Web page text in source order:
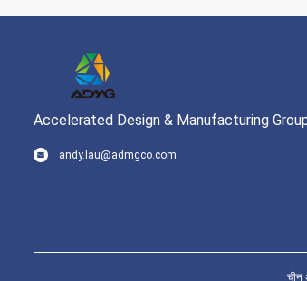
Accelerated Design & Manufacturing
andy.lau@admgco.com
चीन